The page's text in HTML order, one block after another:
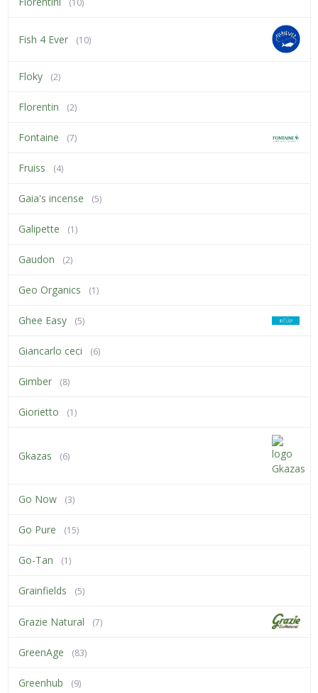
(10)
Fish 4 Ever (10)
Floky (2)
Florentin (2)
Fontaine (7)
Fruiss (4)
Gaia's incense (5)
Galipette (1)
Gaudon (2)
Geo Organics (1)
Ghee Easy (5)
Giancarlo ceci (6)
Gimber (8)
Giorietto (1)
Gkazas (6)
Go Now (3)
Go Pure (15)
Go-Tan (1)
Grainfields (5)
Grazie Natural (7)
GreenAge (83)
Greenhub (9)